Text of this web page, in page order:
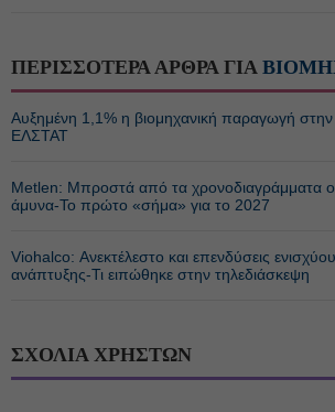
ΠΕΡΙΣΣΟΤΕΡΑ ΑΡΘΡΑ ΓΙΑ
Αυξημένη 1,1% η βιομηχανική παραγωγή στην
ΕΛΣΤΑΤ
Metlen: Μπροστά από τα χρονοδιαγράμματα οι
άμυνα-Το πρώτο «σήμα» για το 2027
Viohalco: Ανεκτέλεστο και επενδύσεις
ανάπτυξης-Τι ειπώθηκε στην τηλεδιάσκεψη
ΣΧΟΛΙΑ ΧΡΗΣΤΩΝ